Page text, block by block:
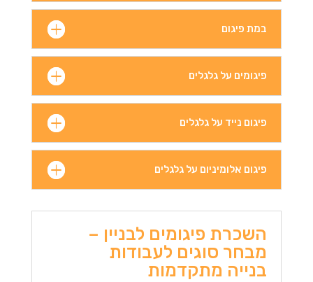
במת פיגום
פיגומים על גלגלים
פיגום נייד על גלגלים
פיגום אלומיניום על גלגלים
השכרת פיגומים לבניין –
מבחר סוגים לעבודות
בנייה מתקדמות